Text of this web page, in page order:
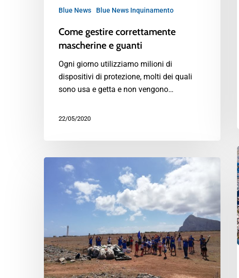
Blue News Blue News Inquinamento
Come gestire correttamente
mascherine e guanti
Ogni giorno utilizziamo milioni di
dispositivi di protezione, molti dei quali
sono usa e getta e non vengono…
22/05/2020